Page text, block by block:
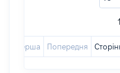
Перша Попередня